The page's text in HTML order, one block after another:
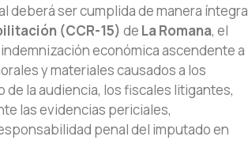
deberá ser cumplida de manera íntegra
(CCR-15) de La Romana, el
económica ascendente a
y materiales causados a los
la audiencia, los fiscales litigantes,
las evidencias periciales,
penal del imputado en